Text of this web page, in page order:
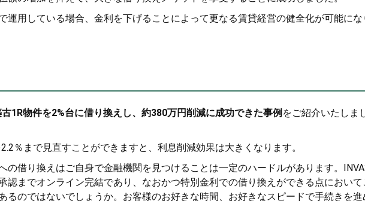
運用している場合、金利を下げることによって更なる賃貸経営の健全化が可能にな
1R物件を2%台に借り換えし、約380万円削減に成功できた事例 をご紹介いたしま
％まで見直すことができますと、利息削減効果は大きくなります。
の借り換えはご自身で金融機関を見つけることは一定のハードルがあります。
認までオンライン完結であり、なおかつ特別金利での借り換えができる点において
るのではないでしょうか。お客様のお好きな時間、お好きなスピードで手続きを進